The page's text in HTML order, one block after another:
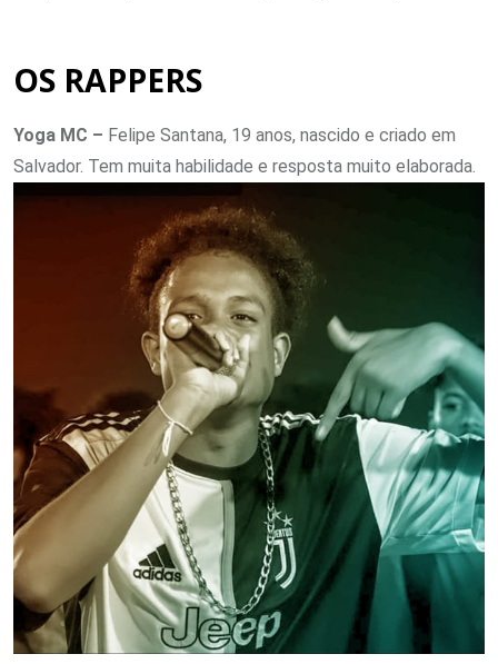
OS RAPPERS
Yoga MC – Felipe Santana, 19 anos, nascido e criado em
Salvador. Tem muita habilidade e resposta muito elaborada.